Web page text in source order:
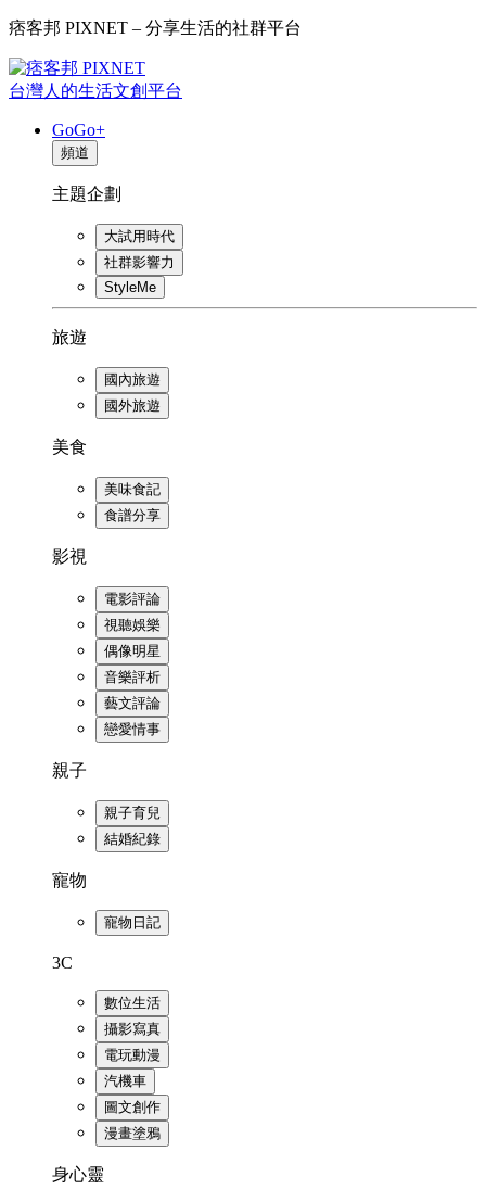
痞客邦 PIXNET – 分享生活的社群平台
台灣人的生活文創平台
GoGo+
頻道
主題企劃
大試用時代
社群影響力
StyleMe
旅遊
國內旅遊
國外旅遊
美食
美味食記
食譜分享
影視
電影評論
視聽娛樂
偶像明星
音樂評析
藝文評論
戀愛情事
親子
親子育兒
結婚紀錄
寵物
寵物日記
3C
數位生活
攝影寫真
電玩動漫
汽機車
圖文創作
漫畫塗鴉
身心靈